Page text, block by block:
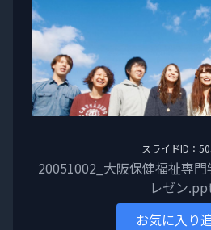
スライドID：
20051002_大阪保健福祉専
レゼン
お気に入り